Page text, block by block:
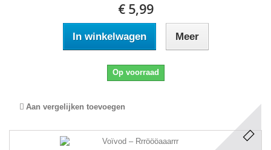
€ 5,99
In winkelwagen Meer
Op voorraad
Aan vergelijken toevoegen